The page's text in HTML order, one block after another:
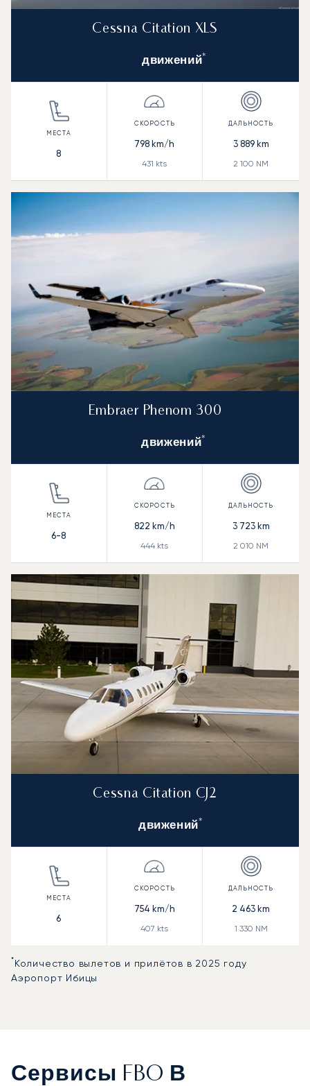
Cessna Citation XLS
движений*
8
798 km/h
431 kts
3 889km
2 100 NM
Embraer Phenom 300
движений*
6-8
822 km/h
444 kts
3 723km
2 010 NM
Cessna Citation CJ2
движений *
6
754 km/h
407 kts
2 463 km
1 330 NM
*Количество вылетов и прилётов в 2025 году
Аэропорт Ибицы
Сервисы FBO В